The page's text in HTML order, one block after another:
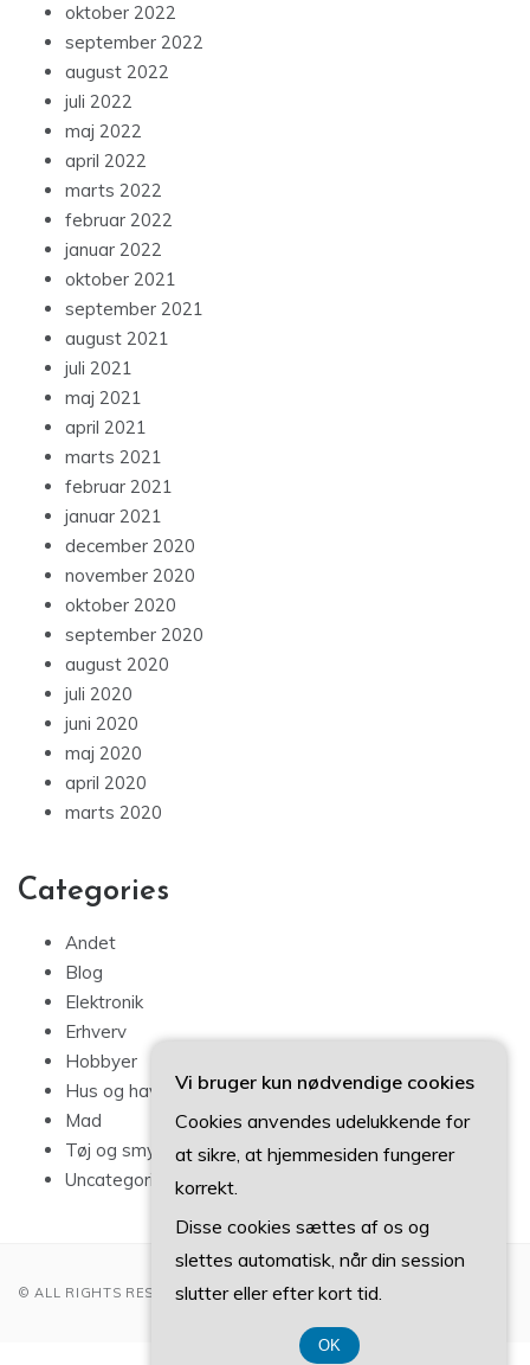
oktober 2022
september 2022
august 2022
juli 2022
maj 2022
april 2022
marts 2022
februar 2022
januar 2022
oktober 2021
september 2021
august 2021
juli 2021
maj 2021
april 2021
marts 2021
februar 2021
januar 2021
december 2020
november 2020
oktober 2020
september 2020
august 2020
juli 2020
juni 2020
maj 2020
april 2020
marts 2020
Categories
Andet
Blog
Elektronik
Erhverv
Hobbyer
Hus og have
Mad
Tøj og smykker
Uncategorized
© ALL RIGHTS RESERVED 2022
Vi bruger kun nødvendige cookies
Cookies anvendes udelukkende for
at sikre, at hjemmesiden fungerer
korrekt.
Disse cookies sættes af os og
slettes automatisk, når din session
slutter eller efter kort tid.
OK